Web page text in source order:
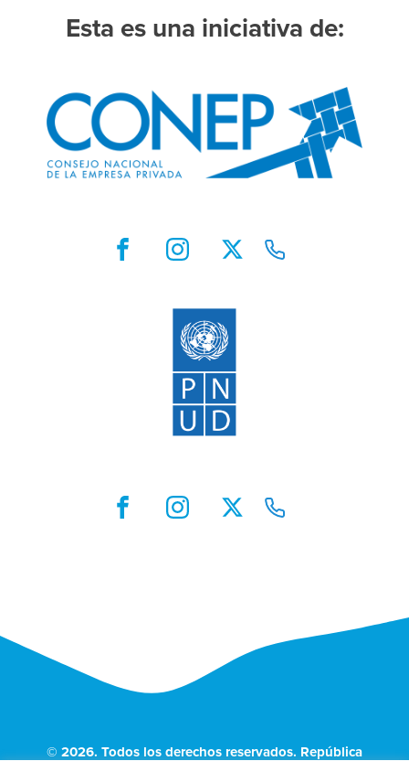
Esta es una iniciativa de:
© 2026. Todos los derechos reservados. República